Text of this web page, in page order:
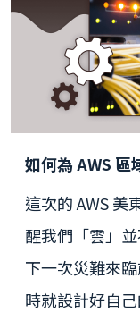
如何為 AWS 區
這次的 AWS 美
醒我們「雲」
下一次災難來
時就設計好自